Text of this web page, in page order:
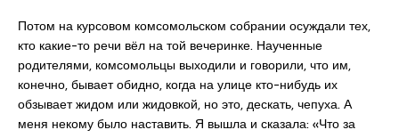
Потом на курсовом комсомольском собрании осуждали тех,
кто какие-то речи вёл на той вечеринке. Наученные
родителями, комсомольцы выходили и говорили, что им,
конечно, бывает обидно, когда на улице кто-нибудь их
обзывает жидом или жидовкой, но это, дескать, чепуха. А
меня некому было наставить. Я вышла и сказала: «Что за